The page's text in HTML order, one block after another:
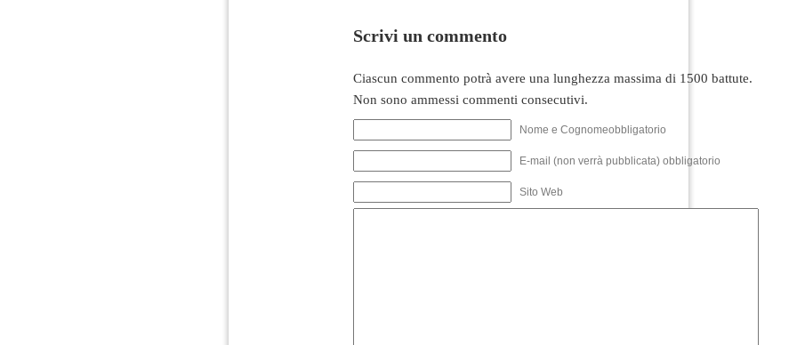
Scrivi un commento
Ciascun commento potrà avere una lunghezza massima di 1500 battute.
Non sono ammessi commenti consecutivi.
Nome e Cognomeobbligatorio
E-mail (non verrà pubblicata) obbligatorio
Sito Web